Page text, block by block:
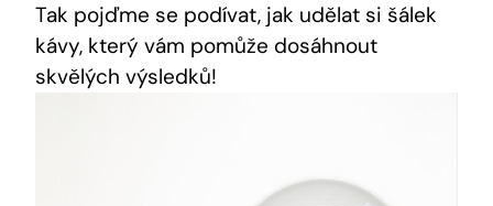
Tak pojďme se⁢ podívat, jak ⁣udělat si šálek
kávy,⁤ který⁤ vám pomůže dosáhnout
skvělých výsledků!